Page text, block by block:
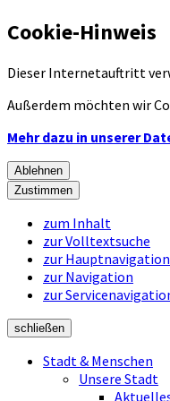
Cookie-Hinweis
Dieser Internetauftritt
Außerdem möchten wir
Mehr dazu in unserer
Ablehnen
Zustimmen
zum Inhalt
zur Volltextsuche
zur Hauptnavigation
zur Navigation
zur
schließen
Stadt & Menschen
Unsere Stadt